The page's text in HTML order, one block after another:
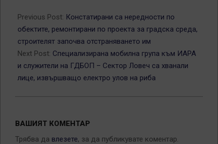
04-
19
Previous Post: Констатирани са нередности по
обектите, ремонтирани по проекта за градска среда,
строителят започва отстраняването им
Next Post: Специализирана мобилна група към ИАРА
и служители на ГДБОП – Сектор Ловеч са хванали
лице, извършващо електро улов на риба
ВАШИЯТ КОМЕНТАР
Трябва да влезете, за да публикувате коментар.